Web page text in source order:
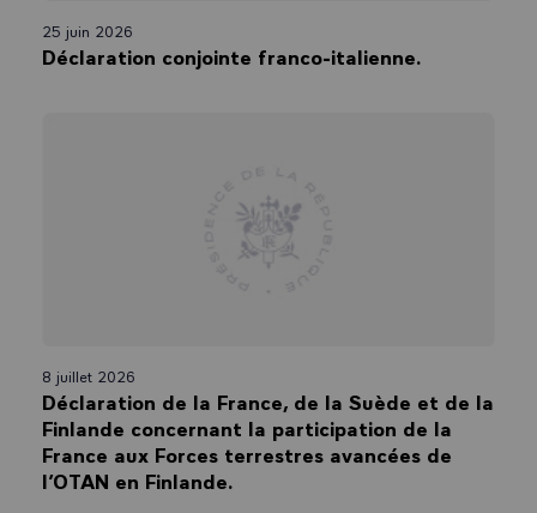
25 juin 2026
Déclaration conjointe franco-italienne.
8 juillet 2026
Déclaration de la France, de la Suède et de la
Finlande concernant la participation de la
France aux Forces terrestres avancées de
l’OTAN en Finlande.